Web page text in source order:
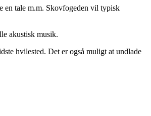
en tale m.m. Skovfogeden vil typisk
akustisk musik.
hvilested. Det er også muligt at undlade